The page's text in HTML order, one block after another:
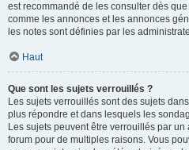
est recommandé de les consulter dès
comme les annonces et les annonces
les notes sont définies par les
Haut
Que sont les sujets verrouillés ?
Les sujets verrouillés sont des sujets
plus répondre et dans lesquels les
Les sujets peuvent être verrouillés par
forum pour de multiples raisons. Vous